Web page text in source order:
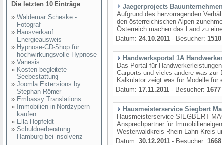
Die letzten 10 Einträge
» Waldemar Scheske -
Fotograf
» Hausverkauf
Energieausweis
» Hypnose-CD-Shop für
hochwirkungsvolle Hypnose
» Vanesis
» Kosten begleitete
Seebestattung
» Joomla Extensions by
Stephan Römer
» Embassy Translations
» Immobilien in Nordzypern
kaufen
» Ella Hopfeldt
» Schuldnerberatung
Hamburg bei Insolvenz
Jaegerprojects Bauunternehmen
Aufgrund des hervorragenden
den österreichischen Alpen
Österreich machen das Land zu
Datum: 24.10.2011 - Besucher: 1510
Handwerksportal 1A Handwerker
Das Portal für
Carports und vieles andere was zur
Kalkulator zeigt was für Modelle für
Datum: 17.11.2011 - Besucher: 1677
Hausmeisterservice Siegbert
Hausmeisterservice SIEGBERT
Ansprechpartner für
Westerwaldkreis Rhein-Lahn-Kreis
Datum: 30.12.2011 - Besucher: 1668